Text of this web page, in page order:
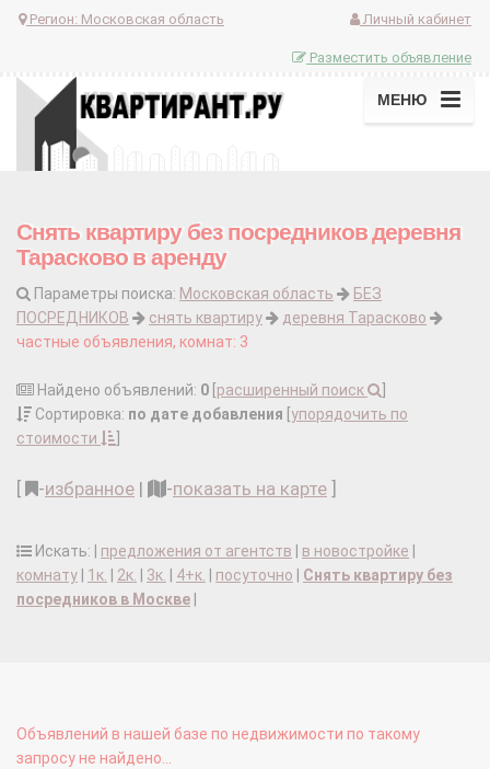
Регион: Московская область Личный кабинет
Разместить объявление
МЕНЮ
Снять квартиру без посредников деревня
Тарасково в аренду
Параметры поиска: Московская область
БЕЗ
ПОСРЕДНИКОВ
снять квартиру
деревня Тарасково
частные объявления, комнат: 3
Найдено объявлений: 0 расширенный поиск
Сортировка: по дате добавления упорядочить по
стоимости
-избранное | -показать на карте
Искать: | предложения от агентств в новостройке
комнату
1к. 2к. 3к. 4+к. посуточно
Снять квартиру без
посредников в Москве
Объявлений в нашей базе по недвижимости по такому
запросу не найдено...